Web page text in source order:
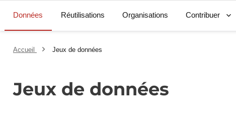
Données Réutilisations Organisations Contribuer
Accueil Jeux de données
Jeux de données